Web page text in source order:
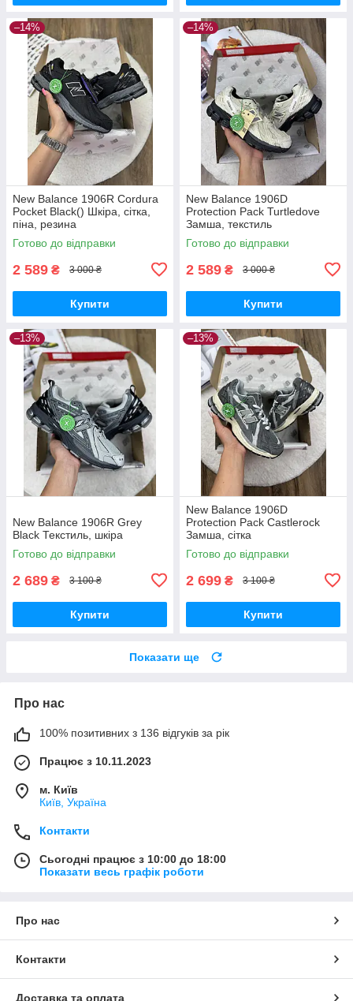
–14%
New Balance 1906R Cordura
Pocket Black() Шкіра, сітка,
піна, резина
Готово до відправки
2 589 ₴ 3 000 ₴
Купити
–14%
New Balance 1906D
Protection Pack Turtledove
Замша, текстиль
Готово до відправки
2 589 ₴ 3 000 ₴
Купити
–13%
New Balance 1906R Grey
Black Текстиль, шкіра
Готово до відправки
2 689 ₴ 3 100 ₴
Купити
–13%
New Balance 1906D
Protection Pack Castlerock
Замша, сітка
Готово до відправки
2 699 ₴ 3 100 ₴
Купити
Показати ще
Про нас
100% позитивних з 136 відгуків за рік
Працює з 10.11.2023
м. Київ
Київ, Україна
Контакти
Сьогодні працює з 10:00 до 18:00
Показати весь графік роботи
Про нас
Контакти
Доставка та оплата